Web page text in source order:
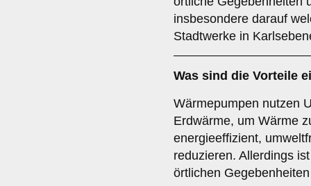
insbesondere darauf
Stadtwerke in
Was sind die Vorteile
Wärmepumpen nutzen
Erdwärme, um Wärme
energieeffizient,
reduzieren. Allerdings
örtlichen